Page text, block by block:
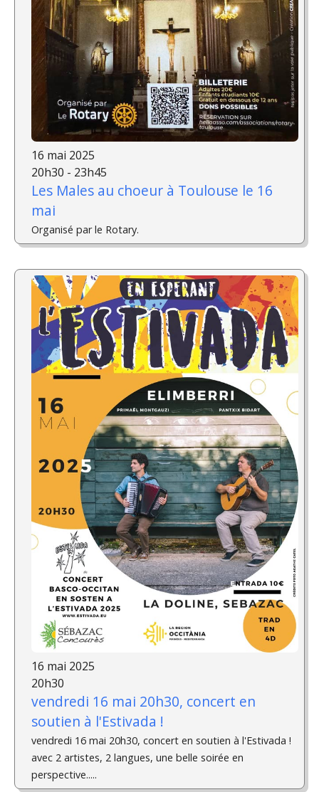
16 mai 2025
20h30 - 23h45
Les Males au choeur à Toulouse le 16
mai
Organisé par le Rotary.
16 mai 2025
20h30
vendredi 16 mai 20h30, concert en
soutien à l'Estivada !
vendredi 16 mai 20h30, concert en soutien à l'Estivada !
avec 2 artistes, 2 langues, une belle soirée en
perspective.....